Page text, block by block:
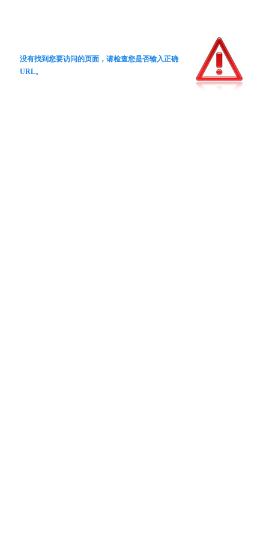
没有找到您要访问的页面，请检查您是否输入正确
URL。